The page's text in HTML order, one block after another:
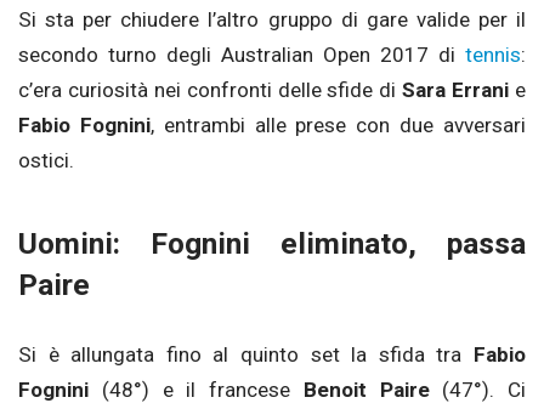
Si sta per chiudere l’altro gruppo di gare valide per il
secondo turno degli Australian Open 2017 di tennis:
c’era curiosità nei confronti delle sfide diSara Errani e
Fabio Fognini, entrambi alle prese con due avversari
ostici.
Uomini: Fognini eliminato, passa
Paire
Si è allungata fino al quinto set la sfida tra Fabio
Fognini (48°) e il francese Benoit Paire(47°). Ci